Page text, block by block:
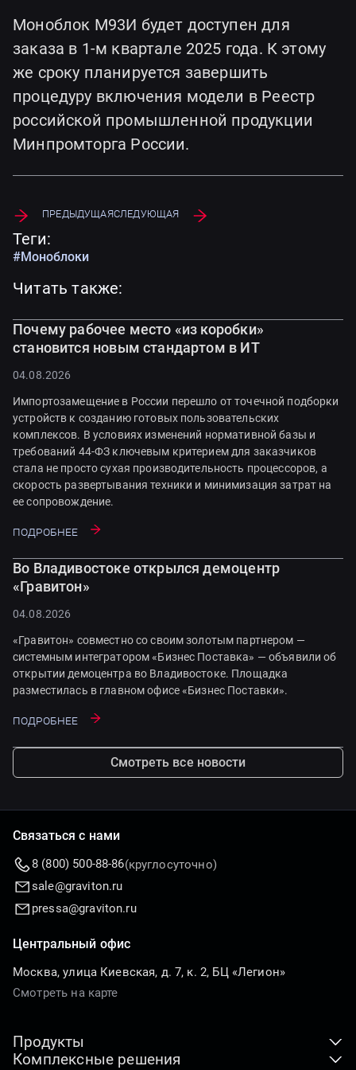
Моноблок М93И будет доступен для
заказа в 1-м квартале 2025 года. К этому
же сроку планируется завершить
процедуру включения модели в Реестр
российской промышленной продукции
Минпромторга России.
ПредыдущаяСледующая
Теги:
#Моноблоки
Читать также:
Почему рабочее место «из коробки»
становится новым стандартом в ИТ
04.08.2026
Импортозамещение в России перешло от точечной подборки
устройств к созданию готовых пользовательских
комплексов. В условиях изменений нормативной базы и
требований 44-ФЗ ключевым критерием для заказчиков
стала не просто сухая производительность процессоров, а
скорость развертывания техники и минимизация затрат на
ее сопровождение.
Подробнее
Во Владивостоке открылся демоцентр
«Гравитон»
04.08.2026
«Гравитон» совместно со своим золотым партнером —
системным интегратором «Бизнес Поставка» — объявили об
открытии демоцентра во Владивостоке. Площадка
разместилась в главном офисе «Бизнес Поставки».
Подробнее
Смотреть все новости
Центральный офис
Москва, улица Киевская, д. 7, к. 2, БЦ «Легион»
Смотреть на карте
Связаться с нами
8 (800) 500-88-86(круглосуточно)
sale@graviton.ru
pressa@graviton.ru
Продукты
Клиентские устройства
Комплексные решения